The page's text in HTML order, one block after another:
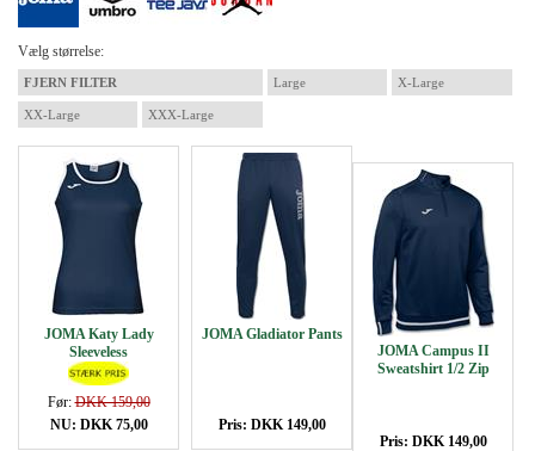
Vælg størrelse:
FJERN FILTER Large X-Large
XX-Large XXX-Large
JOMA Katy Lady
Sleeveless
Før:DKK 159,00
NU: DKK 75,00
JOMA Gladiator Pants
Pris: DKK 149,00
JOMA Campus II
Sweatshirt 1/2 Zip
Pris: DKK 149,00